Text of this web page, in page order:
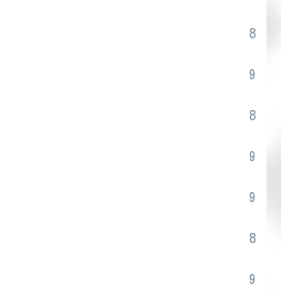
8
9
8
9
9
8
9